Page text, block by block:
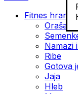
Fitnes hrana
Orašasti
Namazi
Ribe
Gotova
Јаја
Hleb